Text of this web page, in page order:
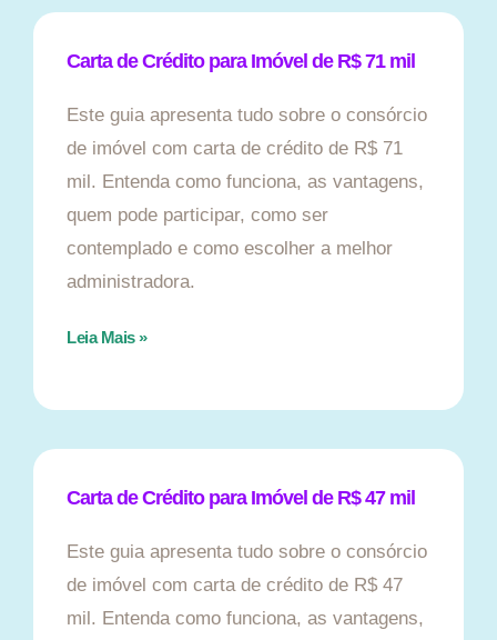
Carta de Crédito para Imóvel de R$ 71 mil
Este guia apresenta tudo sobre o consórcio
de imóvel com carta de crédito de R$ 71
mil. Entenda como funciona, as vantagens,
quem pode participar, como ser
contemplado e como escolher a melhor
administradora.
Leia Mais »
Carta de Crédito para Imóvel de R$ 47 mil
Este guia apresenta tudo sobre o consórcio
de imóvel com carta de crédito de R$ 47
mil. Entenda como funciona, as vantagens,